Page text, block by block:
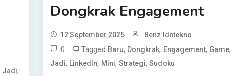
Jadi,
Dongkrak Engagement
12 September 2025 Benz Idntekno
0 Tagged Baru, Dongkrak, Engagement, Game,
Jadi, LinkedIn, Mini,Strategi,Sudoku